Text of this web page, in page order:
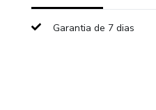
Garantia de 7 dias